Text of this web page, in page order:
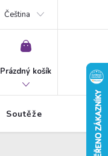
Čeština
NÁKUPNÍ
Prázdný košík
Soutěže